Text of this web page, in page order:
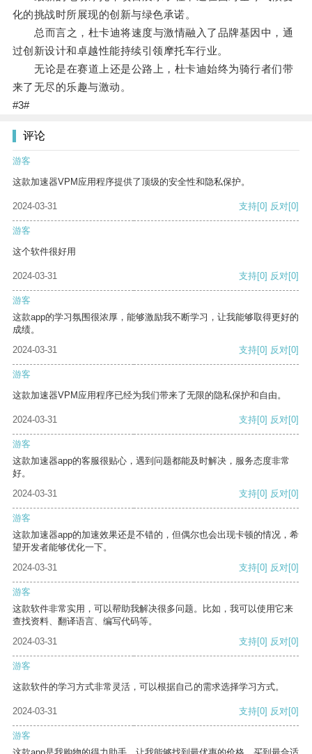
化的挑战时所展现的创新与绿色承诺。
总而言之，杜卡迪将速度与激情融入了品牌基因中，通
过创新设计和卓越性能持续引领摩托车行业。
无论是在赛道上还是公路上，杜卡迪始终为骑行者们带
来了无尽的乐趣与激动。
#3#
评论
游客
这款加速器VPM应用程序提供了顶级的安全性和隐私保护。
2024-03-31 支持[0] 反对[0]
游客
这个软件很好用
2024-03-31 支持[0] 反对[0]
游客
这款app的学习氛围很浓厚，能够激励我不断学习，让我能够取得更好的
成绩。
2024-03-31
支持[0] 反对[0]
游客
这款加速器VPM应用程序已经为我们带来了无限的隐私保护和自由。
2024-03-31 支持[0] 反对[0]
游客
这款加速器app的客服很贴心，遇到问题都能及时解决，服务态度非常
好。
2024-03-31
支持[0] 反对[0]
游客
这款加速器app的加速效果还是不错的，但偶尔也会出现卡顿的情况，希
望开发者能够优化一下。
2024-03-31
支持[0] 反对[0]
游客
这款软件非常实用，可以帮助我解决很多问题。比如，我可以使用它来
查找资料、翻译语言、编写代码等。
2024-03-31
支持[0] 反对[0]
游客
这款软件的学习方式非常灵活，可以根据自己的需求选择学习方式。
2024-03-31 支持[0] 反对[0]
游客